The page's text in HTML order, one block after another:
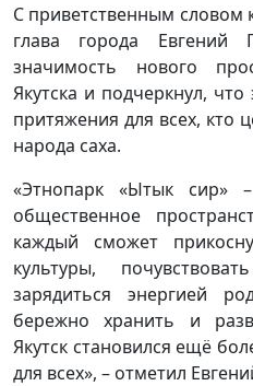
С приветственным словом
глава города Евгений
значимость нового
Якутска и подчеркнул,
притяжения для всех, кто
народа саха.
«Этнопарк «Ытык сир»
общественное
каждый сможет
культуры,
зарядиться энергией
бережно хранить и
Якутск становился ещё
для всех», – отметил